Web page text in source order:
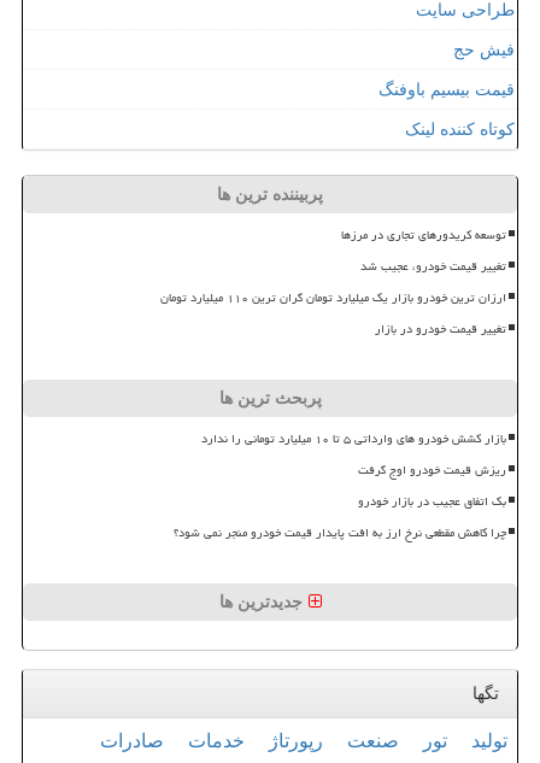
طراحی سایت
فیش حج
قیمت بیسیم باوفنگ
کوتاه کننده لینک
پربیننده ترین ها
توسعه کریدورهای تجاری در مرزها
تغییر قیمت خودرو، عجیب شد
ارزان ترین خودرو بازار یک میلیارد تومان گران ترین ۱۱۰ میلیارد تومان
تغییر قیمت خودرو در بازار
پربحث ترین ها
بازار کشش خودرو های وارداتی ۵ تا ۱۰ میلیارد تومانی را ندارد
ریزش قیمت خودرو اوج گرفت
بک اتفاق عجیب در بازار خودرو
چرا کاهش مقطعی نرخ ارز به افت پایدار قیمت خودرو منجر نمی شود؟
جدیدترین ها
تگها
تولید تور صنعت رپورتاژ خدمات صادرات